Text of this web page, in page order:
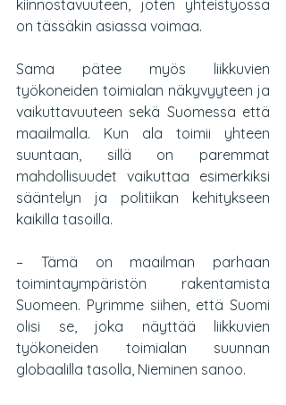
kiinnostavuuteen, joten yhteistyössä
on tässäkin asiassa voimaa.
Sama pätee myös liikkuvien
työkoneiden toimialan näkyvyyteen ja
vaikuttavuuteen sekä Suomessa että
maailmalla. Kun ala toimii yhteen
suuntaan, sillä on paremmat
mahdollisuudet vaikuttaa esimerkiksi
sääntelyn ja politiikan kehitykseen
kaikilla tasoilla.
– Tämä on maailman parhaan
toimintaympäristön rakentamista
Suomeen. Pyrimme siihen, että Suomi
olisi se, joka näyttää liikkuvien
työkoneiden toimialan suunnan
globaalilla tasolla, Nieminen sanoo.